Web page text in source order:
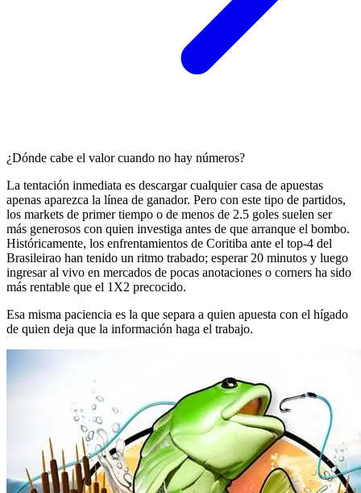
¿Dónde cabe el valor cuando no hay números?
La tentación inmediata es descargar cualquier casa de apuestas
apenas aparezca la línea de ganador. Pero con este tipo de partidos,
los markets de primer tiempo o de menos de 2.5 goles suelen ser
más generosos con quien investiga antes de que arranque el bombo.
Históricamente, los enfrentamientos de Coritiba ante el top-4 del
Brasileirao han tenido un ritmo trabado; esperar 20 minutos y luego
ingresar al vivo en mercados de pocas anotaciones o corners ha sido
más rentable que el 1X2 precocido.
Esa misma paciencia es la que separa a quien apuesta con el hígado
de quien deja que la información haga el trabajo.